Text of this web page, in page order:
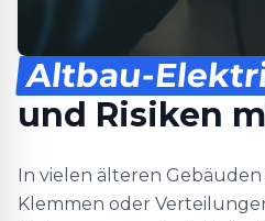
Altbau-
und Risiken
In vielen älteren
Klemmen oder